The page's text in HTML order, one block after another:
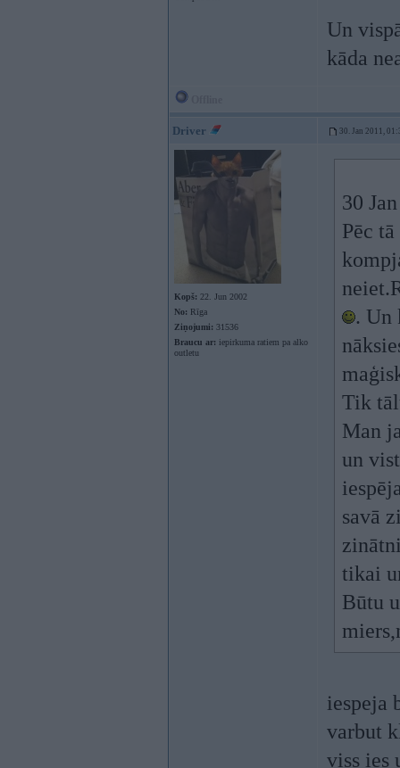
Un
kāda
Driver 30. Jan 2011,
Kopš: 22. Jun 2002
No: Rīga
Ziņojumi: 31536
Braucu ar: iepirkuma ratiem pa alko
outletu
30
Pēc
. Un
Tik
Man
un
savā
tikai
Būtu
iespeja
varbut
viss ies